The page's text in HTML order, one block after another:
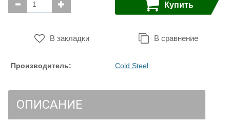
Купить
В закладки В сравнение
Производитель: Cold Steel
ОПИСАНИЕ